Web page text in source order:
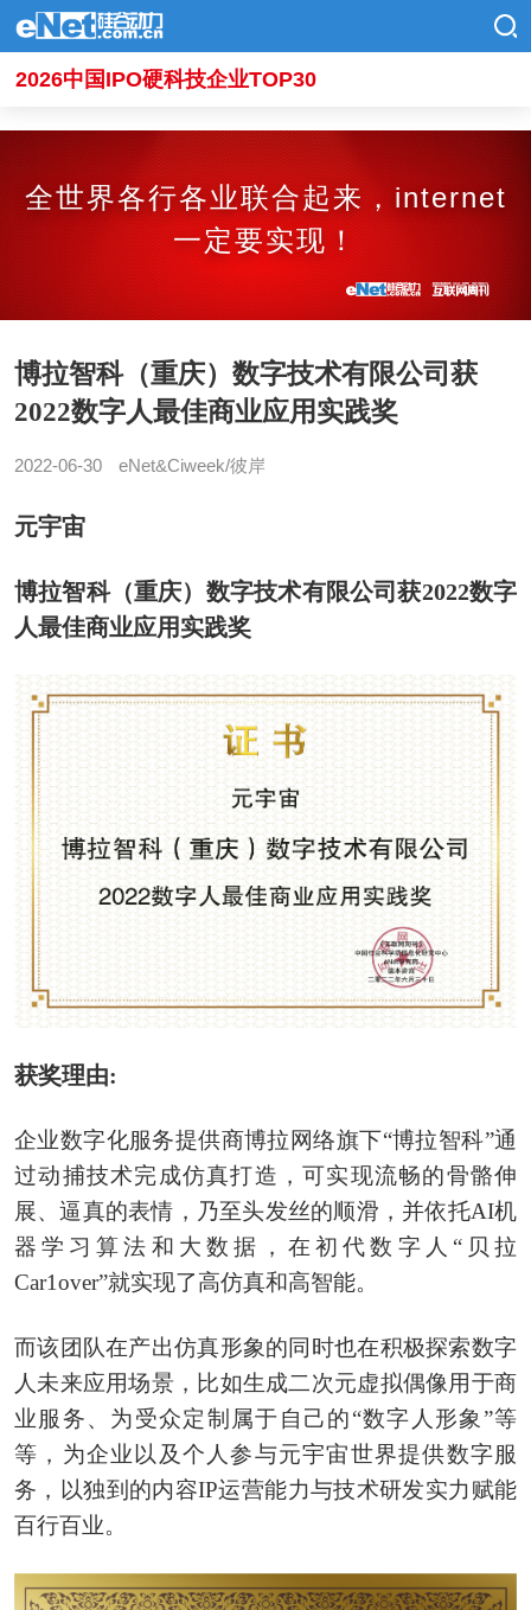
2026中国IPO硬科技企业TOP30
全世界各行各业联合起来，internet
一定要实现！
博拉智科（重庆）数字技术有限公司获
2022数字人最佳商业应用实践奖
2022-06-30 eNet&Ciweek/彼岸
元宇宙
博拉智科（重庆）数字技术有限公司获2022数字
人最佳商业应用实践奖
获奖理由:
企业数字化服务提供商博拉网络旗下“博拉智科”通
过动捕技术完成仿真打造，可实现流畅的骨骼伸
展、逼真的表情，乃至头发丝的顺滑，并依托AI机
器学习算法和大数据，在初代数字人“贝拉
Car1over”就实现了高仿真和高智能。
而该团队在产出仿真形象的同时也在积极探索数字
人未来应用场景，比如生成二次元虚拟偶像用于商
业服务、为受众定制属于自己的“数字人形象”等
等，为企业以及个人参与元宇宙世界提供数字服
务，以独到的内容IP运营能力与技术研发实力赋能
百行百业。